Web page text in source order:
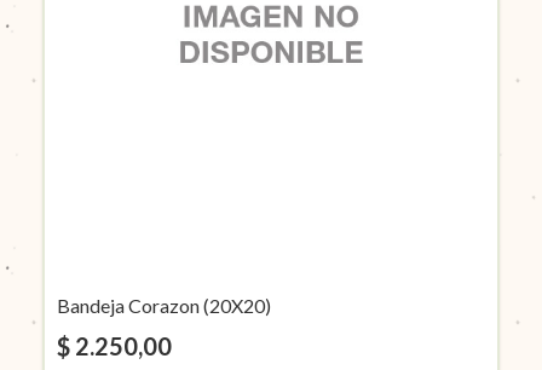
Bandeja Corazon (20X20)
$ 2.250,00